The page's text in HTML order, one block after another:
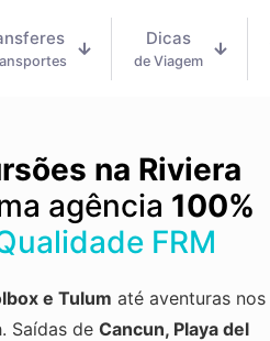
Dicas
de Viagem
na Riviera
agência 100%
FRM
e Tulum até aventuras nos
Saídas deCancun, Playa del